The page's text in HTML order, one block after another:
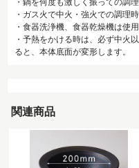
・鍋を何度も激しく振っての調
・ガス火で中火・強火での調理
・食器洗浄機、食器乾燥機は使
・予熱をかける時は、必ず中火
ると、本体底面が変形します。
関連商品